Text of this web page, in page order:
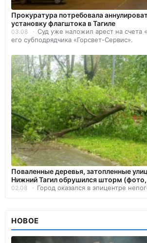
Прокуратура потребовала
установку флагштока в Тагиле
03.08
Суд уже наложил арест на счета
его субподрядчика «Горсвет-Сервис».
Поваленные деревья, затопленные
Нижний Тагил обрушился шторм (фото,
02.08 Город оказался в эпицентре
НОВОЕ